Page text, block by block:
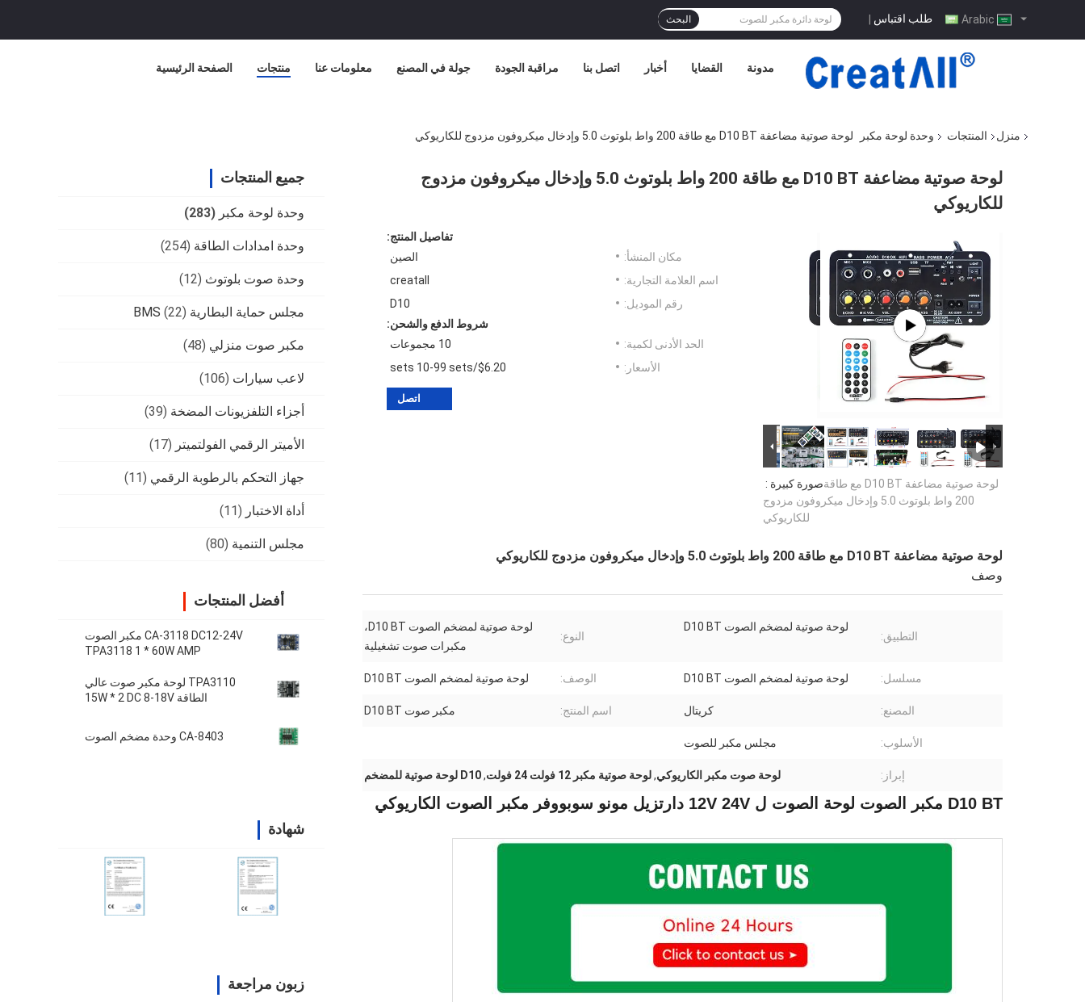
طلب اقتباس | البحث
الصفحة الرئيسية منتجات معلومات عنا جولة في المصنع مراقبة الجودة اتصل بنا أخبار القضايا مدونة
منزل المنتجات وحدة لوحة مكبر لوحة صوتية مضاعفة D10 BT مع طاقة 200 واط بلوتوث 5.0 وإدخال ميكروفون مزدوج للكاريوكي
جميع المنتجات
وحدة لوحة مكبر (283)
وحدة امدادات الطاقة (254)
وحدة صوت بلوتوث (12)
مجلس حماية البطارية BMS (22)
مكبر صوت منزلي (48)
لاعب سيارات (106)
أجزاء التلفزيونات المضخة (39)
الأميتر الرقمي الفولتميتر (17)
جهاز التحكم بالرطوبة الرقمي (11)
أداة الاختبار (11)
مجلس التنمية (80)
أفضل المنتجات
CA-3118 DC12-24V مكبر الصوت
TPA3118 1 * 60W AMP
TPA3110 لوحة مكبر صوت عالي
الطاقة 15W * 2 DC 8-18V
CA-8403 وحدة مضخم الصوت
شهادة
زبون مراجعة
لوحة صوتية مضاعفة D10 BT مع طاقة 200 واط بلوتوث 5.0 وإدخال ميكروفون مزدوج
للكاريوكي
صورة كبيرة :لوحة صوتية مضاعفة D10 BT مع طاقة
200 واط بلوتوث 5.0 وإدخال ميكروفون مزدوج
للكاريوكي
تفاصيل المنتج:
مكان المنشأ:
الصين
اسم العلامة التجارية:
creatall
رقم الموديل:
D10
شروط الدفع والشحن:
الحد الأدنى لكمية:
10 مجموعات
الأسعار:
$6.20/sets 10-99 sets
اتصل
لوحة صوتية مضاعفة D10 BT مع طاقة 200 واط بلوتوث 5.0 وإدخال ميكروفون مزدوج للكاريوكي
وصف
التطبيق:
لوحة صوتية لمضخم الصوت D10 BT
النوع:
لوحة صوتية لمضخم الصوت D10 BT،
مكبرات صوت تشغيلية
مسلسل: لوحة صوتية لمضخم الصوت D10 BT الوصف: لوحة صوتية لمضخم الصوت D10 BT
المصنع: كريتال اسم المنتج: مكبر صوت D10 BT
الأسلوب: مجلس مكبر للصوت
إبراز: لوحة صوت مكبر الكاريوكي,لوحة صوتية مكبر 12 فولت 24 فولت ,D10 لوحة صوتية للمضخم
D10 BT مكبر الصوت لوحة الصوت ل 12V 24V دارتزيل مونو سوبووفر مكبر الصوت الكاريوكي